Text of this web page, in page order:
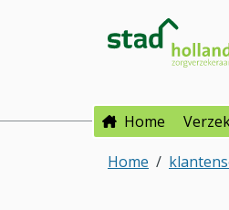
Direct naar hoofdinhoud
Direct naar hoofdmenu
Home
Home